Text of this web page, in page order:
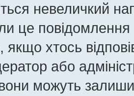
невеличкий
це
якщо хтось
або
можуть